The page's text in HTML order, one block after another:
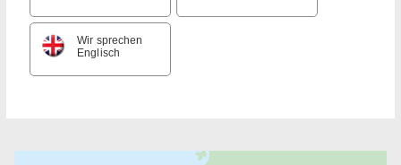
Wir sprechen
Englisch